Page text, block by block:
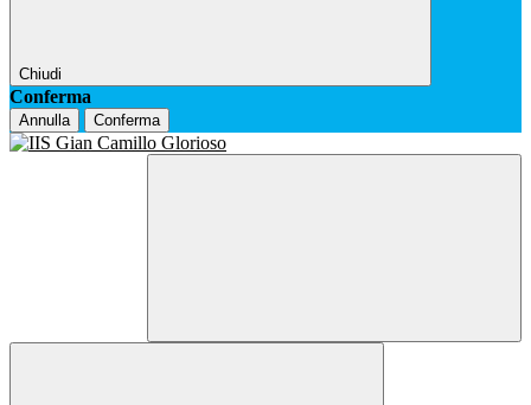
Chiudi
Conferma
Annulla Conferma